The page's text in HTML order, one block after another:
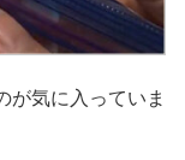
が気に入っていま